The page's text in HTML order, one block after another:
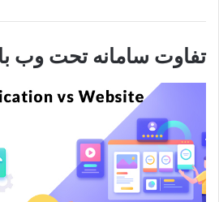
تفاوت سامانه تحت وب